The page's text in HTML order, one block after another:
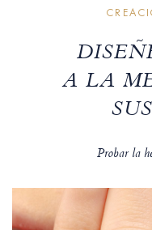
A LA
Probar la